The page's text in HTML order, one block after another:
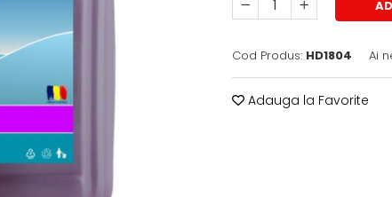
Cod Produs: HD1804 Ai
Adauga la Favorite